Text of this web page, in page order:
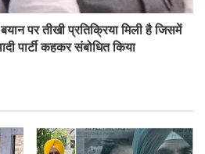
पर तीखी प्रतिक्रिया मिली है जिसमें
पार्टी कहकर संबोधित किया